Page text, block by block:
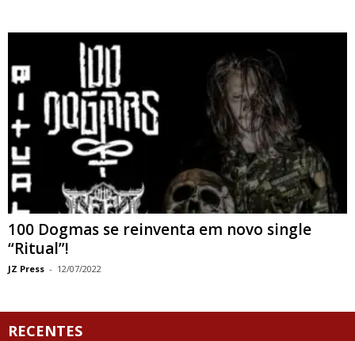
100 Dogmas se reinventa em novo single
“Ritual”!
JZ Press - 12/07/2022
RECENTES